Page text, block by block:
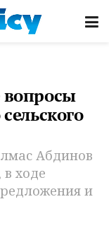
Абдинов
ходе
и